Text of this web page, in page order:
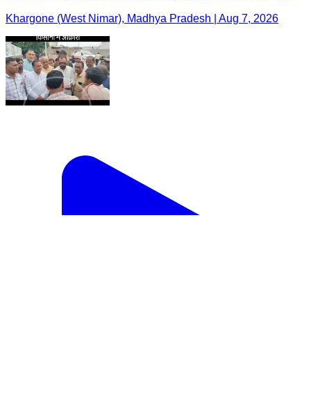
Khargone (West Nimar), Madhya Pradesh | Aug 7, 2026